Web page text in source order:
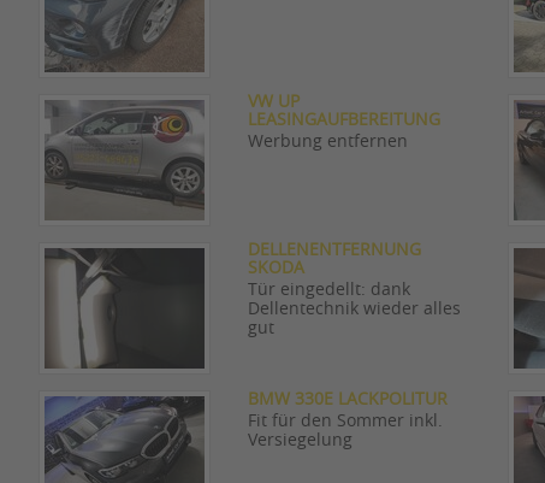
VW UP
LEASINGAUFBEREITUNG
Werbung entfernen
DELLENENTFERNUNG
SKODA
Tür eingedellt: dank
Dellentechnik wieder alles
gut
BMW 330E LACKPOLITUR
Fit für den Sommer inkl.
Versiegelung